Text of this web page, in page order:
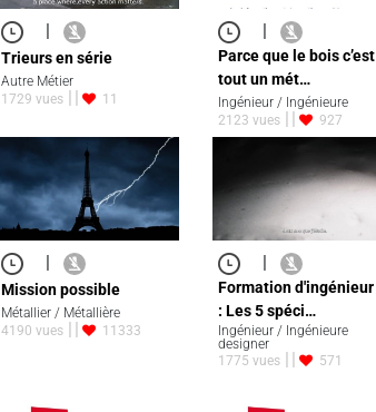
|
Trieurs en série
Autre Métier
1729 vues
11
|
Parce que le bois c’est
tout un mét…
Ingénieur / Ingénieure
2123 vues
927
|
Mission possible
Métallier / Métallière
4190 vues
11333
|
Formation d'ingénieur
: Les 5 spéci…
Ingénieur / Ingénieure
designer
1775 vues
571